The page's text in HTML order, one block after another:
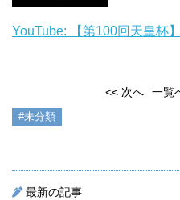
YouTube: 【第100回天皇杯
<< 次へ 一覧
#未分類
最新の記事